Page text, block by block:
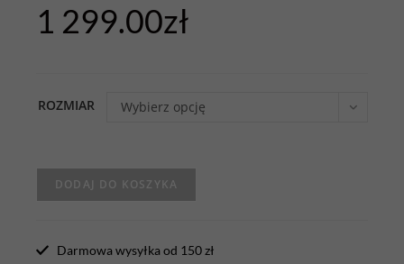
1 299.00zł
ROZMIAR Wybierz opcję
DODAJ DO KOSZYKA
Darmowa wysyłka od 150 zł